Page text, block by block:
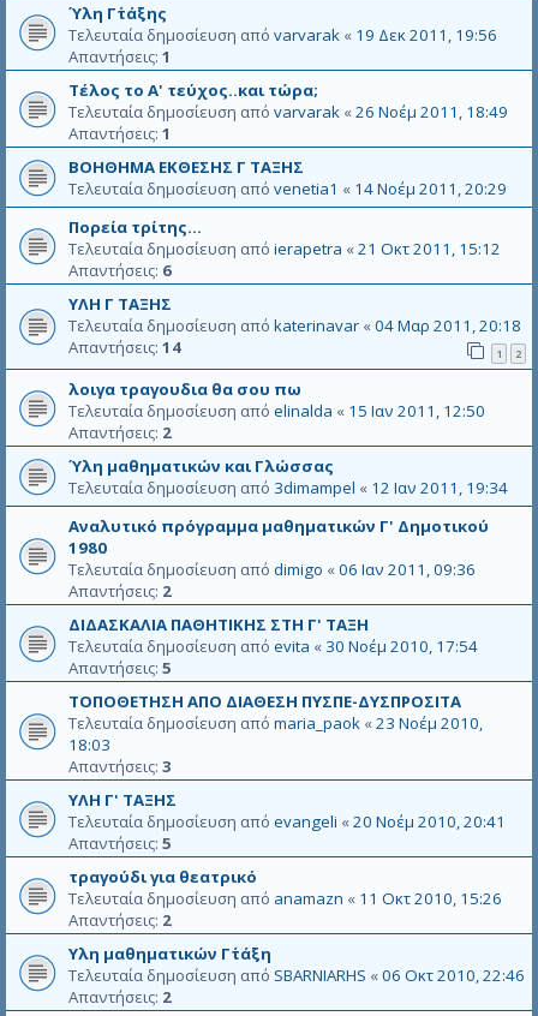
Ύλη Γ΄τάξης
Τελευταία δημοσίευση από varvarak « 19 Δεκ 2011, 19:56
Απαντήσεις: 1
Τέλος το Α' τεύχος..και τώρα;
Τελευταία δημοσίευση από varvarak «26 Νοέμ 2011, 18:49
Απαντήσεις: 1
ΒΟΗΘΗΜΑ ΕΚΘΕΣΗΣ Γ ΤΑΞΗΣ
Τελευταία δημοσίευση από venetia1 « 14 Νοέμ 2011, 20:29
Πορεία τρίτης...
Τελευταία δημοσίευση από ierapetra «21 Οκτ 2011, 15:12
Απαντήσεις: 6
ΥΛΗ Γ ΤΑΞΗΣ
Τελευταία δημοσίευση από katerinavar «04 Μαρ 2011, 20:18
Απαντήσεις: 14 1 2
λοιγα τραγουδια θα σου πω
Τελευταία δημοσίευση από elinalda « 15 Ιαν 2011, 12:50
Απαντήσεις: 2
Ύλη μαθηματικών και Γλώσσας
Τελευταία δημοσίευση από 3dimampel « 12 Ιαν 2011, 19:34
Αναλυτικό πρόγραμμα μαθηματικών Γ' Δημοτικού
1980
Τελευταία δημοσίευση από dimigo «06 Ιαν 2011, 09:36
Απαντήσεις: 2
ΔΙΔΑΣΚΑΛΙΑ ΠΑΘΗΤΙΚΗΣ ΣΤΗ Γ' ΤΑΞΗ
Τελευταία δημοσίευση από evita « 30 Νοέμ 2010, 17:54
Απαντήσεις: 5
ΤΟΠΟΘΕΤΗΣΗ ΑΠΟ ΔΙΑΘΕΣΗ ΠΥΣΠΕ-ΔΥΣΠΡΟΣΙΤΑ
Τελευταία δημοσίευση από maria_paok «23 Νοέμ 2010,
18:03
Απαντήσεις: 3
ΥΛΗ Γ' ΤΑΞΗΣ
Τελευταία δημοσίευση από evangeli «20 Νοέμ 2010, 20:41
Απαντήσεις: 5
τραγούδι για θεατρικό
Τελευταία δημοσίευση από anamazn « 11 Οκτ 2010, 15:26
Απαντήσεις: 2
Υλη μαθηματικών Γ΄τάξη
Τελευταία δημοσίευση από SBARNIARHS «06 Οκτ 2010, 22:46
Απαντήσεις: 2